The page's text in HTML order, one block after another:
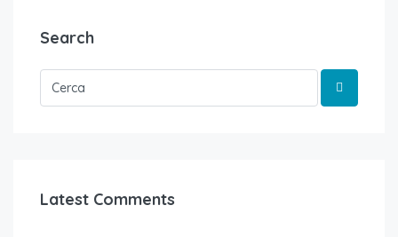
Search
Latest Comments